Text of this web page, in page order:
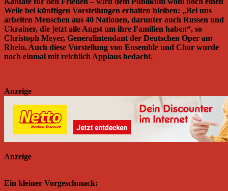
Weile bei künftigen Vorstellungen erhalten bleiben: „Bei uns
arbeiten Menschen aus 40 Nationen, darunter auch Russen und
Ukrainer, die jetzt alle Angst um ihre Familien haben“, so
Christoph Meyer, Generalintendant der Deutschen Oper am
Rhein. Auch diese Vorstellung von Ensemble und Chor wurde
noch einmal mit reichlich Applaus bedacht.
Anzeige
Anzeige
Ein kleiner Vorgeschmack: